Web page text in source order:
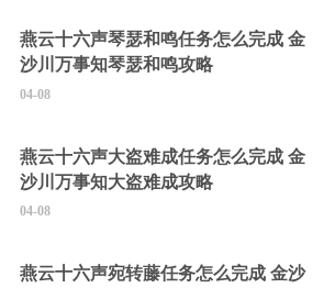
燕云十六声琴瑟和鸣任务怎么完成 金
沙川万事知琴瑟和鸣攻略
04-08
燕云十六声大盗难成任务怎么完成 金
沙川万事知大盗难成攻略
04-08
燕云十六声宛转藤任务怎么完成 金沙